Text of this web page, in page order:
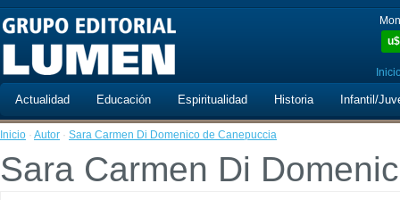
u$
Actualidad Educación Espiritualidad Historia Infantil/
Inicio · Autor · Sara Carmen Di Domenico de Canepuccia
Sara Carmen Di